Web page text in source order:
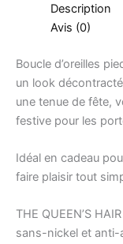
Description
Avis (0)
Boucle d’oreilles
un look
une tenue de fête,
festive pour les
Idéal en cadeau
faire plaisir tout
THE QUEEN’S
sans-nickel et anti-